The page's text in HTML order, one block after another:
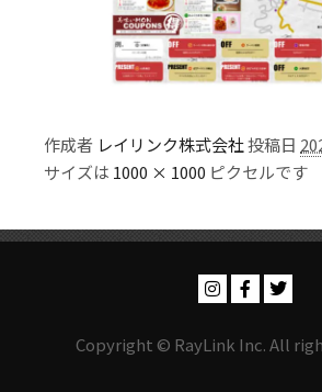
作成者 レイリンク株式会社投稿日
サイズは 1000 × 1000 ピクセルです
Copyright © RayLink Inc. All